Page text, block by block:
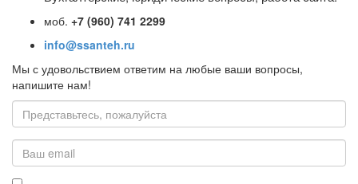
14648 HERZ, 1220606 Кран шаровой MODUL ВР-ВР 2" длин
ручка PN25
Под заказ
моб. +7 (960) 741 2299
info@ssanteh.ru
Мы с удовольствием ответим на любые ваши вопросы,
напишите нам!
Имя
Email